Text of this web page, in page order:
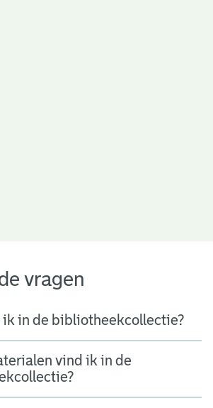
vragen
ik in de bibliotheekcollectie?
vind ik in de